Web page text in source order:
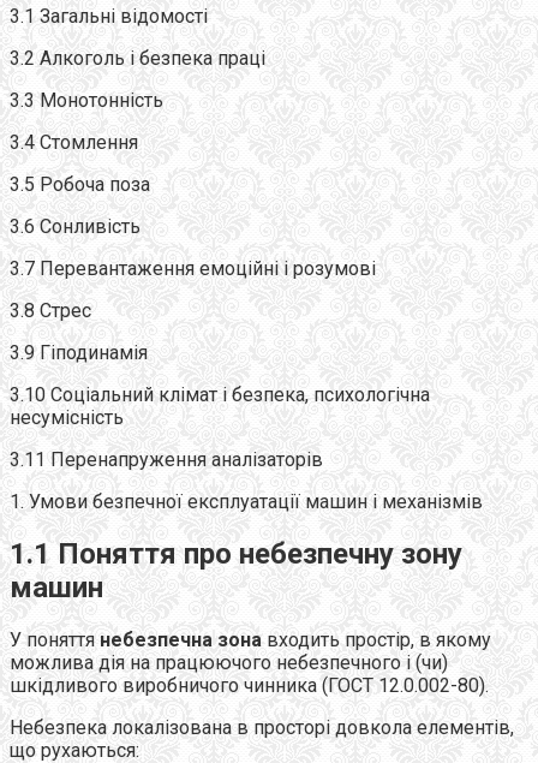
3.1 Загальні відомості
3.2 Алкоголь і безпека праці
3.3 Монотонність
3.4 Стомлення
3.5 Робоча поза
3.6 Сонливість
3.7 Перевантаження емоційні і розумові
3.8 Стрес
3.9 Гіподинамія
3.10 Соціальний клімат і безпека, психологічна
несумісність
3.11 Перенапруження аналізаторів
1. Умови безпечної експлуатації машин і механізмів
1.1 Поняття про небезпечну зону
машин
У поняття небезпечна зона входить простір, в якому
можлива дія на працюючого небезпечного і (чи)
шкідливого виробничого чинника (ГОСТ 12.0.002-80).
Небезпека локалізована в просторі довкола елементів,
що рухаються: